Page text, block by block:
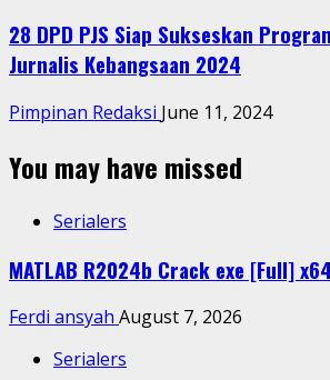
28 DPD PJS Siap Sukseskan
Jurnalis Kebangsaan 2024
Pimpinan Redaksi June 11, 2024
You may have missed
Serialers
MATLAB R2024b Crack exe [Full]
Ferdi ansyah August 7, 2026
Serialers